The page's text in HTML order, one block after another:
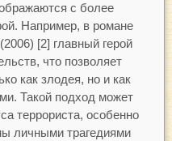
с более
Например, в романе
[2] главный герой
что позволяет
как злодея, но и как
Такой подход может
террориста, особенно
личными трагедиями